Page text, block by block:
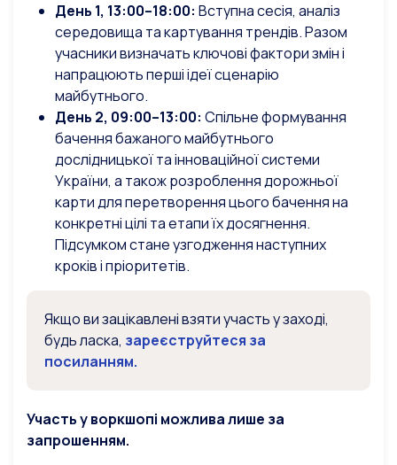
День 1, 13:00–18:00: Вступна сесія, аналіз
середовища та картування трендів. Разом
учасники визначать ключові фактори змін і
напрацюють перші ідеї сценарію
майбутнього.
День 2, 09:00–13:00: Спільне формування
бачення бажаного майбутнього
дослідницької та інноваційної системи
України, а також розроблення дорожньої
карти для перетворення цього бачення на
конкретні цілі та етапи їх досягнення.
Підсумком стане узгодження наступних
кроків і пріоритетів.
Якщо ви зацікавлені взяти участь у заході,
будь ласка, зареєструйтеся за
посиланням.
Участь у воркшопі можлива лише за
запрошенням.